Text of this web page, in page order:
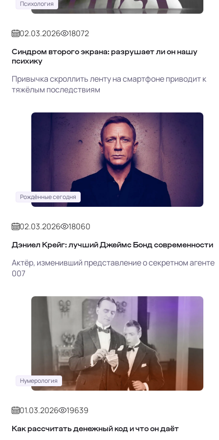
Психология
02.03.2026 18072
Синдром второго экрана: разрушает ли он нашу
психику
Привычка скроллить ленту на смартфоне приводит к
тяжёлым последствиям
Рождённые сегодня
02.03.2026 18060
Дэниел Крейг: лучший Джеймс Бонд современности
Актёр, изменивший представление о секретном агенте
007
Нумерология
01.03.2026 19639
Как рассчитать денежный код и что он даёт